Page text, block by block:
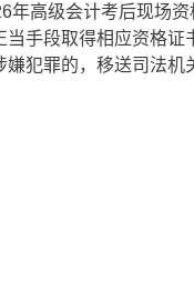
年高级会计考后现场
当手段取得相应资格
犯罪的，移送司法机